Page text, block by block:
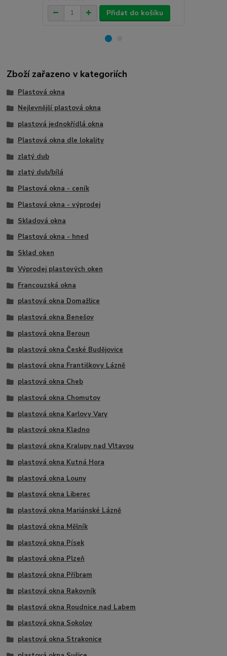
Přidat do košíku
Zboží zařazeno v kategoriích
Plastová okna
Nejlevnější plastová okna
plastová jednokřídlá okna
Plastová okna dle lokality
zlatý dub
zlatý dub/bílá
Plastová okna - ceník
Plastová okna - výprodej
Skladová okna
Plastová okna - hned
Sklad oken
Výprodej plastových oken
Francouzská okna
plastová okna Domažlice
plastová okna Benešov
plastová okna Beroun
plastová okna České Budějovice
plastová okna Františkovy Lázně
plastová okna Cheb
plastová okna Chomutov
plastová okna Karlovy Vary
plastová okna Kladno
plastová okna Kralupy nad Vltavou
plastová okna Kutná Hora
plastová okna Louny
plastová okna Liberec
plastová okna Mariánské Lázně
plastová okna Mělník
plastová okna Písek
plastová okna Plzeň
plastová okna Příbram
plastová okna Rakovník
plastová okna Roudnice nad Labem
plastová okna Sokolov
plastová okna Strakonice